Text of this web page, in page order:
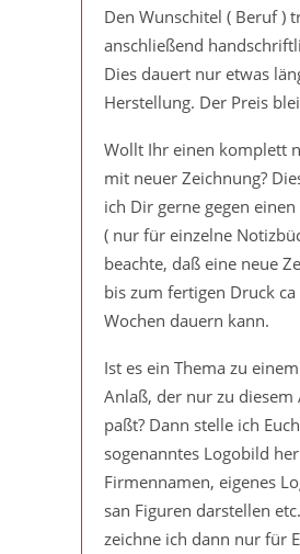
Den Wunschitel ( Beruf )
anschließend
Dies dauert nur etwas
Herstellung. Der Preis
Wollt Ihr einen komplett
mit neuer Zeichnung?
ich Dir gerne gegen
( nur für einzelne
beachte, daß eine neue
bis zum fertigen Druck
Wochen dauern kann.
Ist es ein Thema zu
Anlaß, der nur zu diesem
paßt? Dann stelle ich
sogenanntes Logobild
Firmennamen, eigenes
san Figuren darstellen
zeichne ich dann nur für